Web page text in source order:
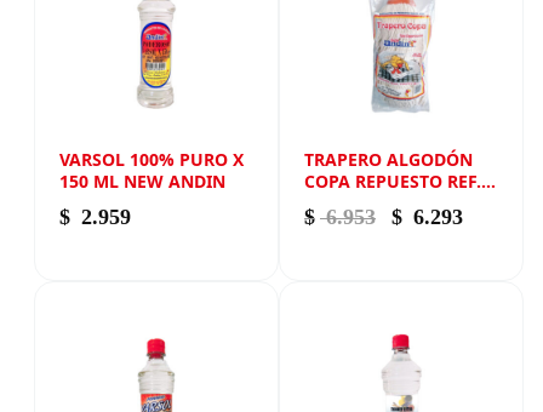
VARSOL 100% PURO X
150 ML NEW ANDIN
$ 2.959
TRAPERO ALGODÓN
COPA REPUESTO REF.
700 NEW ANDIN
$ 6.953 El precio
$ 6.293El